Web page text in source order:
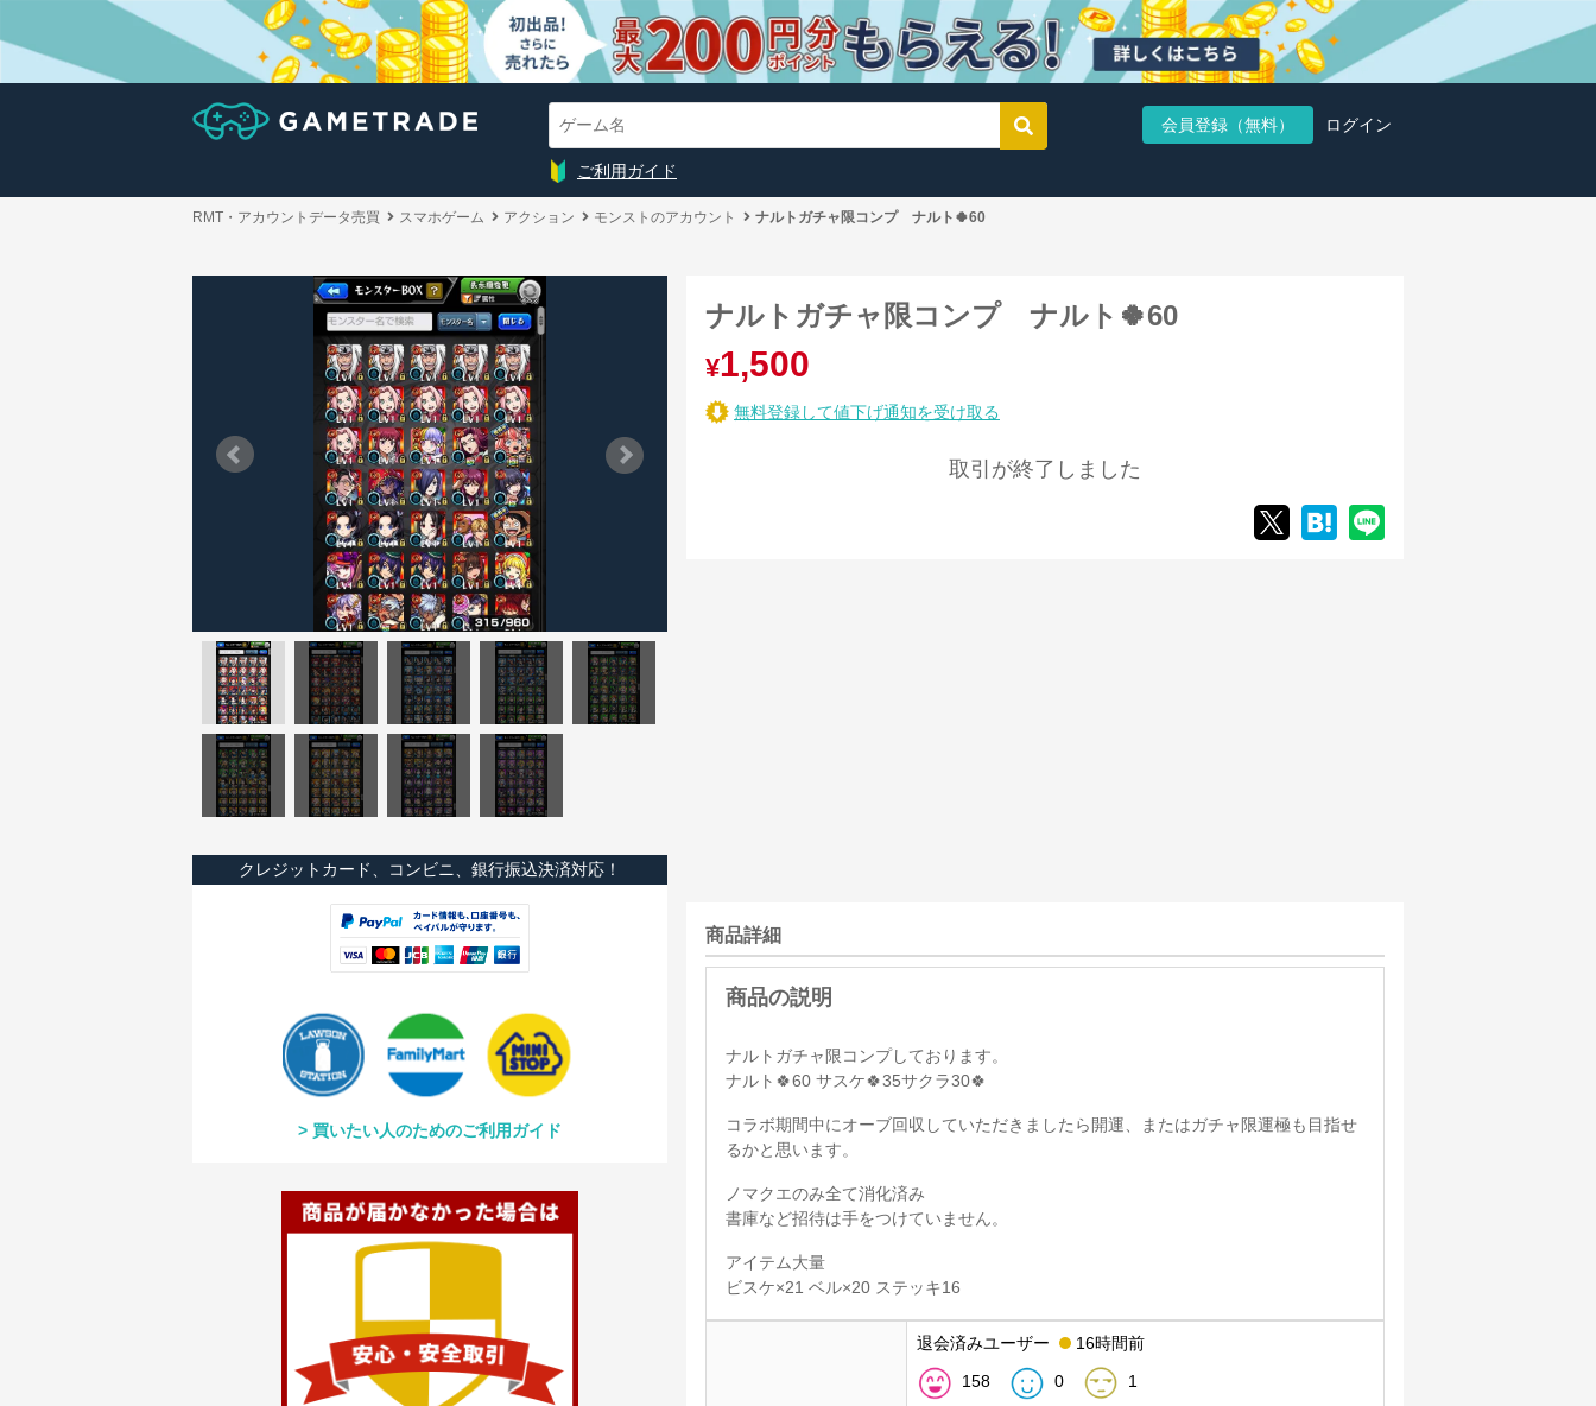
会員登録（無料） ログイン
ご利用ガイド
RMT・アカウントデータ売買 スマホゲーム アクション モンストのアカウント ナルトガチャ限コンプ ナルト🍀60
クレジットカード、コンビニ、銀行振込決済対応！
買いたい人のためのご利用ガイド
ナルトガチャ限コンプ ナルト🍀60
¥1,500
無料登録して値下げ通知を受け取る
取引が終了しました
商品詳細
ナルトガチャ限コンプしております。
ナルト🍀60 サスケ🍀35サクラ30🍀
コラボ期間中にオーブ回収していただきましたら開運、またはガチャ限運極も目指せ
るかと思います。
ノマクエのみ全て消化済み
書庫など招待は手をつけていません。
アイテム大量
ビスケ×21 ベル×20 ステッキ16
退会済みユーザー 16時間前
158 0 1